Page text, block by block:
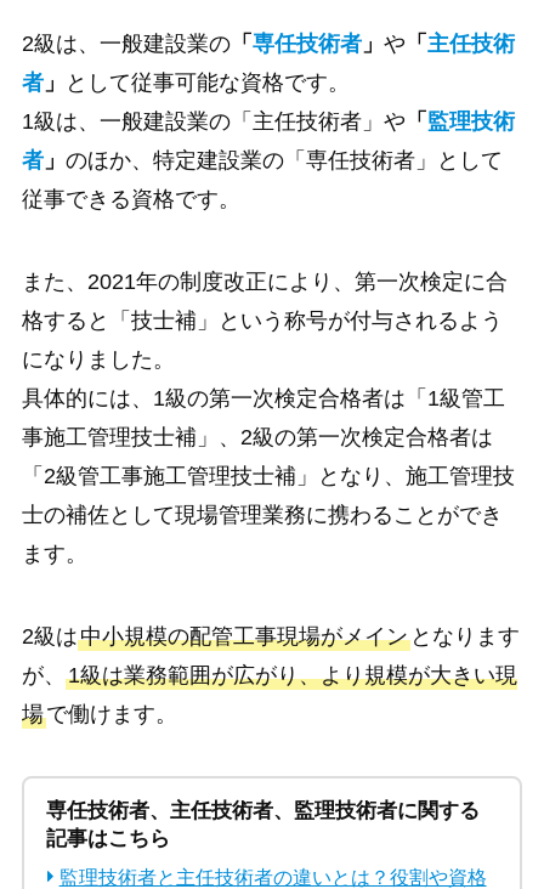
2級は、一般建設業の「 専任技術者」 や 「 主任技術
者」
として従事可能な資格です。
1級は、一般建設業の「主任技術者」や 「 監理技術
者」 のほか、特定建設業の「専任技術者」として
従事できる資格です。
また、2021年の制度改正により、第一次検定に合
格すると「技士補」という称号が付与されるよう
になりました。
具体的には、1級の第一次検定合格者は「1級管工
事施工管理技士補」、2級の第一次検定合格者は
「2級管工事施工管理技士補」となり、施工管理技
士の補佐として現場管理業務に携わることができ
ます。
2級は中小規模の配管工事現場がメインとなります
が、 1級は業務範囲が広がり、より規模が大きい現
場で働けます。
専任技術者、主任技術者、監理技術者に関する
記事はこちら
監理技術者と主任技術者の違いとは？役割や資格